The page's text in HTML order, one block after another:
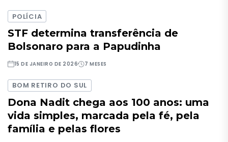
POLÍCIA
STF determina transferência de
Bolsonaro para a Papudinha
15 DE JANEIRO DE 2026 7 MESES
BOM RETIRO DO SUL
Dona Nadit chega aos 100 anos: uma
vida simples, marcada pela fé, pela
família e pelas flores